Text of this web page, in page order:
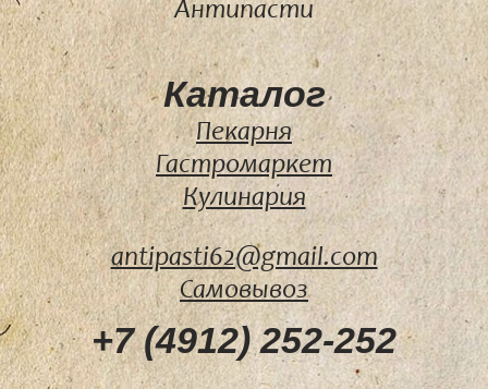
Каталог
Пекарня
Гастромаркет
Кулинария
+7 (4912) 252-252
antipasti62@gmail.com
Самовывоз